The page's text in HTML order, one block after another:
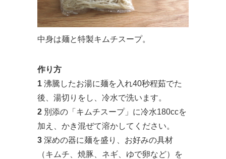
中身は麺と特製キムチスープ。
作り方
1 沸騰したお湯に麺を入れ40秒程茹でた
後、湯切りをし、冷水で洗います。
2 別添の「キムチスープ」に冷水180ccを
加え、かき混ぜて溶かしてください。
3 深めの器に麺を盛り、お好みの具材
（キムチ、焼豚、ネギ、ゆで卵など）を